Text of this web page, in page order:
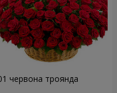
червона троянда